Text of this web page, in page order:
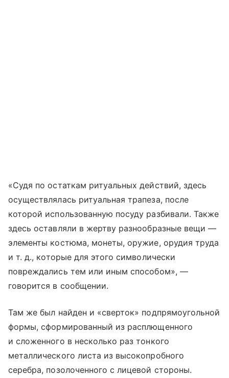
«Судя по остаткам ритуальных действий, здесь
осуществлялась ритуальная трапеза, после
которой использованную посуду разбивали. Также
здесь оставляли в жертву разнообразные вещи —
элементы костюма, монеты, оружие, орудия труда
и т. д., которые для этого символически
повреждались тем или иным способом», —
говорится в сообщении.
Там же был найден и «сверток» подпрямоугольной
формы, сформированный из расплющенного
и сложенного в несколько раз тонкого
металлического листа из высокопробного
серебра, позолоченного с лицевой стороны.